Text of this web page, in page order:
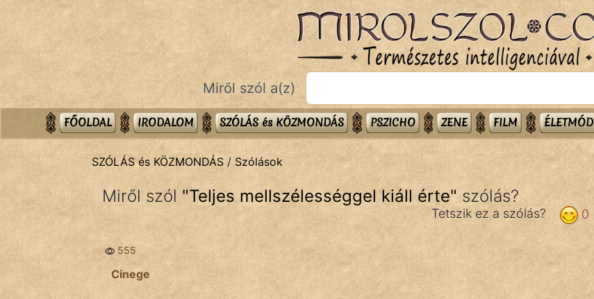
Bibliai
Közmondások
Szóláscsoportok
Miről szól a(z)
FŐOLDAL IRODALOM SZÓLÁS és KÖZMONDÁS PSZICHO ZENE FILM ÉLETMÓD
SZÓLÁS és KÖZMONDÁS / Szólások
Miről szól "Teljes mellszélességgel kiáll érte" szólás?
0
Tetszik ez a szólás?
555
Cinege